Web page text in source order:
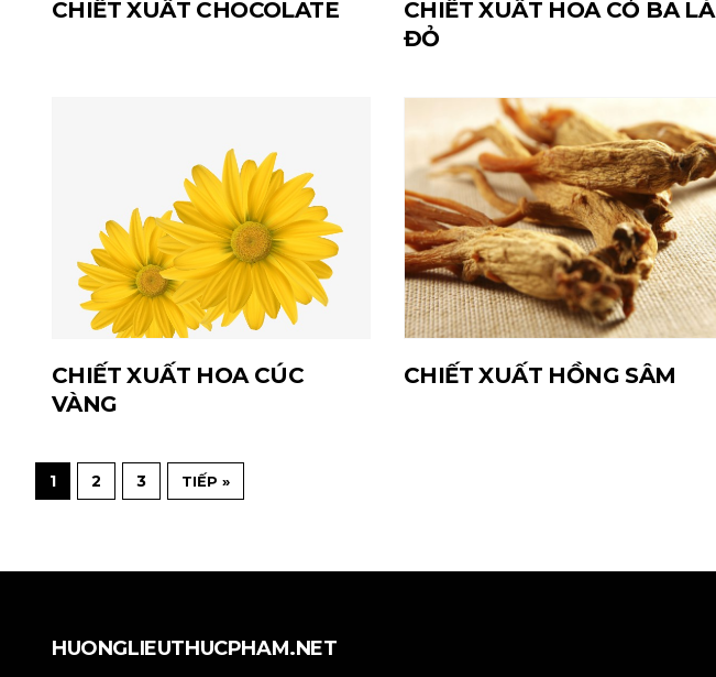
CHIẾT XUẤT CHOCOLATE
CHIẾT XUẤT HOA CỎ BA LÁ
ĐỎ
CHIẾT XUẤT HOA CÚC
VÀNG
CHIẾT XUẤT HỒNG SÂM
1 2 3 TIẾP »
HUONGLIEUTHUCPHAM.NET